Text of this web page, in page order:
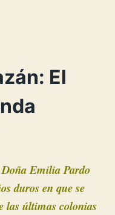
El
Emilia Pardo
duros en que se
las últimas colonias